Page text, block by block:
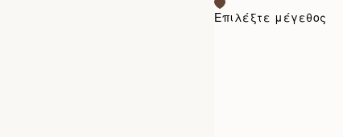
Επιλέξτε μέγεθος